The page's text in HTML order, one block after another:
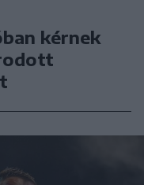
kérnek